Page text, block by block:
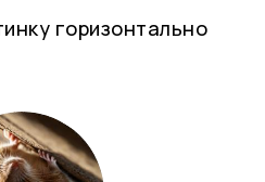
горизонтально